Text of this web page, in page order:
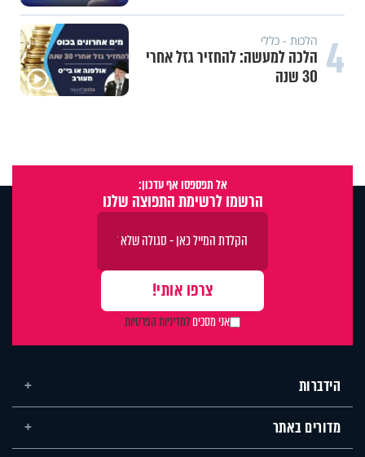
4 הלכות - כללי
הלכה למעשה: להחזיר גזל אחרי
30 שנה
אל תפספסו אף עדכון:
הרשמו לרשימת התפוצה שלנו
אני מסכיםלמדיניות הפרטיות
הידברות
מדורים באתר